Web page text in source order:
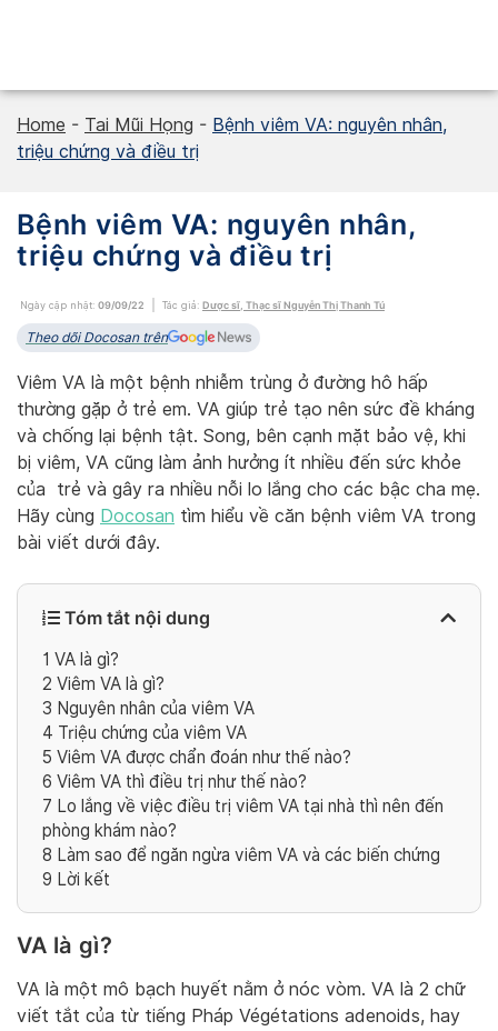
Home - Tai Mũi Họng - Bệnh viêm VA: nguyên nhân,
triệu chứng và điều trị
Bệnh viêm VA: nguyên nhân,
triệu chứng và điều trị
Ngày cập nhật: 09/09/22 Tác giả: Dược sĩ, Thạc sĩ Nguyễn Thị Thanh Tú
Theo dõi Docosan trên
Viêm VA là một bệnh nhiễm trùng ở đường hô hấp
thường gặp ở trẻ em. VA giúp trẻ tạo nên sức đề kháng
và chống lại bệnh tật. Song, bên cạnh mặt bảo vệ, khi
bị viêm, VA cũng làm ảnh hưởng ít nhiều đến sức khỏe
của trẻ và gây ra nhiều nỗi lo lắng cho các bậc cha mẹ.
Hãy cùng Docosan tìm hiểu về căn bệnh viêm VA trong
bài viết dưới đây.
Tóm tắt nội dung
1 VA là gì?
2 Viêm VA là gì?
3 Nguyên nhân của viêm VA
4 Triệu chứng của viêm VA
5 Viêm VA được chẩn đoán như thế nào?
6 Viêm VA thì điều trị như thế nào?
7 Lo lắng về việc điều trị viêm VA tại nhà thì nên đến
phòng khám nào?
8 Làm sao để ngăn ngừa viêm VA và các biến chứng
9 Lời kết
VA là gì?
VA là một mô bạch huyết nằm ở nóc vòm. VA là 2 chữ
viết tắt của từ tiếng Pháp Végétations adenoids, hay